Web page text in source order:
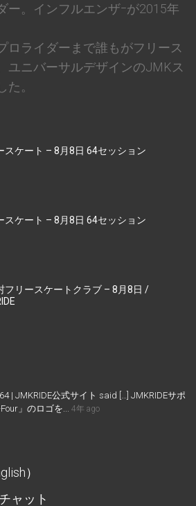
ー。インフルエンザｰが2015年
ロライダーまで誰もがフリース
ユニバーサルデザインのJMKス
。
スケート – 8月8日 64セッション
スケート – 8月8日 64セッション
フリースケートクラブ – 8月8日 /
| JMKRIDE公式サイト said […] JMKRIDEサポ
」のロゴを...
4年 ago
）
ャット